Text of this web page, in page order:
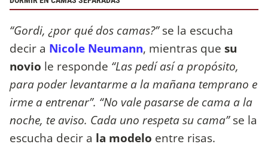
“Gordi, ¿por qué dos camas?”se la escucha
decir a Nicole Neumann, mientras que su
novio le responde “Las pedí así a propósito,
para poder levantarme a la mañana temprano e
irme a entrenar”. “No vale pasarse de cama a la
noche, te aviso. Cada uno respeta su cama”se la
escucha decir a la modelo entre risas.